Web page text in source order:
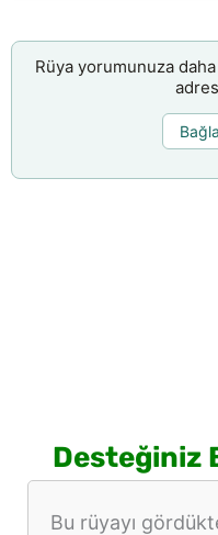
Rüya yorumunuza
Desteğiniz
Bu rüyayı